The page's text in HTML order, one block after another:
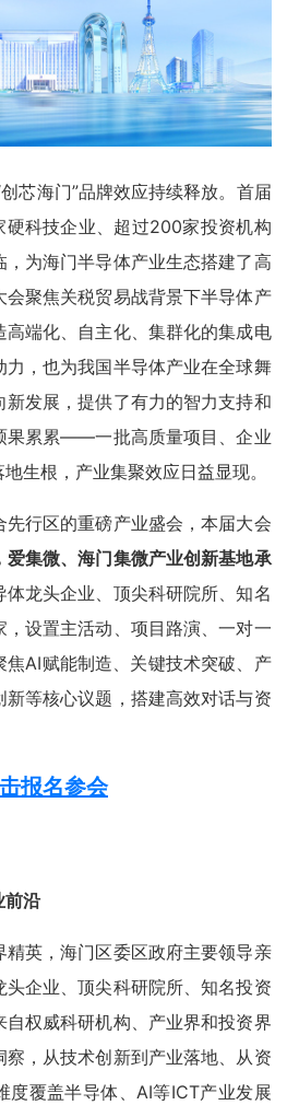
芯海门”品牌效应持续释放。首届
科技企业、超过200家投资机构
为海门半导体产业生态搭建了高
聚焦关税贸易战背景下半导体产
端化、自主化、集群化的集成电
，也为我国半导体产业在全球舞
发展，提供了有力的智力支持和
果累累——一批高质量项目、企业
生根，产业集聚效应日益显现。
行区的重磅产业盛会，本届大会
集微、海门集微产业创新基地承
龙头企业、顶尖科研院所、知名
设置主活动、项目路演、一对一
AI赋能制造、关键技术突破、产
等核心议题，搭建高效对话与资
报名参会
前沿
英，海门区委区政府主要领导亲
企业、顶尖科研院所、知名投资
权威科研机构、产业界和投资界
，从技术创新到产业落地、从资
度覆盖半导体、AI等ICT产业发展